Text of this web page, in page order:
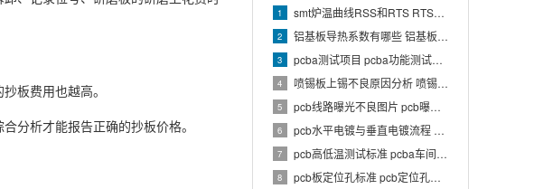
1 smt炉温曲线RSS和RTS RTS炉温曲线
2 铝基板导热系数有哪些 铝基板的导热系数和热阻
3 pcba测试项目 pcba功能测试有哪些项
4 喷锡板上锡不良原因分析 喷锡板不上锡处理
5 pcb线路曝光不良图片 pcb曝光工艺原理
6 pcb水平电镀与垂直电镀流程 pcb电镀工艺介绍
7 pcb高低温测试标准 pcba车间温湿度要求
8 pcb板定位孔标准 pcb定位孔和定位柱要求
板费用也越高。
分析才能报告正确的抄板价格。